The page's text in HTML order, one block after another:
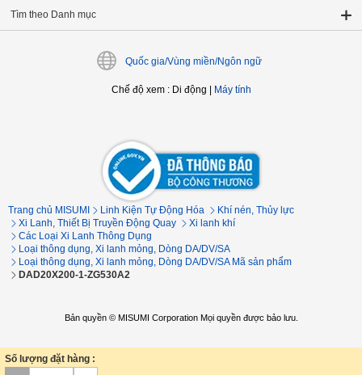
Tìm theo Danh mục
Quốc gia/Vùng miền/Ngôn ngữ
Chế độ xem: Di động Máy tính
Trang chủ MISUMI Linh Kiện Tự Động Hóa
Khí nén, Thủy lực
Xi Lanh, Thiết Bị Truyền Động Quay
Xi lanh khí
Các Loại Xi Lanh Thông Dụng
Loại thông dụng, Xi lanh mỏng, Dòng DA/DV/SA
Loại thông dụng, Xi lanh mỏng, Dòng DA/DV/SA Mã sản phẩm
DAD20X200-1-ZG530A2
Bản quyền © MISUMI Corporation Mọi quyền được bảo lưu.
Số lượng đặt hàng :